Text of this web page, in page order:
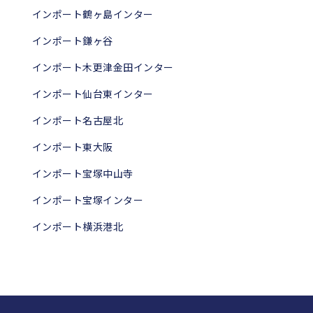
インポート鶴ヶ島インター
インポート鎌ヶ谷
インポート木更津金田インター
インポート仙台東インター
インポート名古屋北
インポート東大阪
インポート宝塚中山寺
インポート宝塚インター
インポート横浜港北